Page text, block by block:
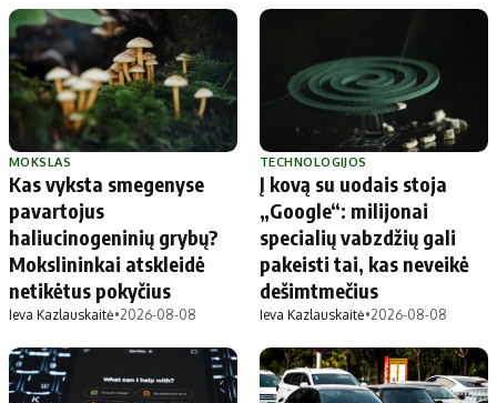
MOKSLAS
Kas vyksta smegenyse
pavartojus
haliucinogeninių grybų?
Mokslininkai atskleidė
netikėtus pokyčius
Ieva Kazlauskaitė•2026-08-08
TECHNOLOGIJOS
Į kovą su uodais stoja
„Google“: milijonai
specialių vabzdžių gali
pakeisti tai, kas neveikė
dešimtmečius
Ieva Kazlauskaitė•2026-08-08